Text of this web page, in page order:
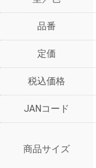
品番
定価
税込価格
JANコード
商品サイズ